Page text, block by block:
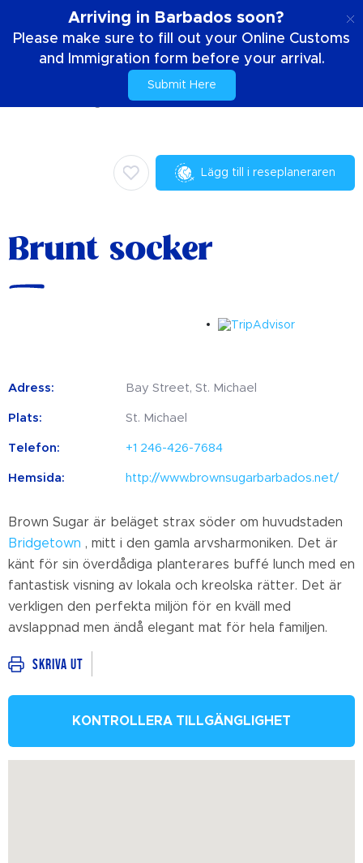
Arriving in Barbados soon?
Please make sure to fill out your Online Customs
and Immigration form before your arrival.
Submit Here
Kulinariska Brunt socker
Lägg till i reseplaneraren
Brunt socker
Adress: Bay Street, St. Michael
Plats: St. Michael
Telefon: +1 246-426-7684
Hemsida: http://www.brownsugarbarbados.net/
Brown Sugar är beläget strax söder om huvudstaden
Bridgetown , mitt i den gamla arvsharmoniken. Det är
känt för sin överdådiga planterares buffé lunch med en
fantastisk visning av lokala och kreolska rätter. Det är
verkligen den perfekta miljön för en kväll med
avslappnad men ändå elegant mat för hela familjen.
Skriva ut
KONTROLLERA TILLGÄNGLIGHET